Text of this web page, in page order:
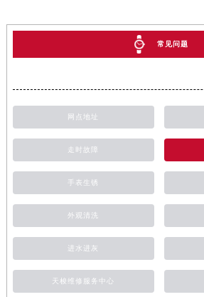
常见问题
网点地址
走时故障
手表生锈
外观清洗
进水进灰
天梭维修服务中心